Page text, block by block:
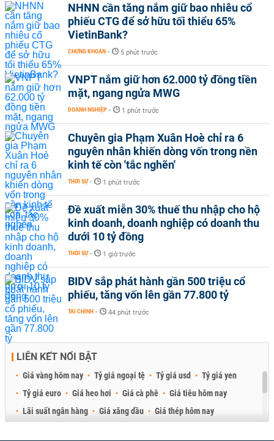
NHNN cần tăng nắm giữ bao nhiêu cổ
phiếu CTG để sở hữu tối thiểu 65%
VietinBank?
CHỨNG KHOÁN - 5 phút trước
VNPT nắm giữ hơn 62.000 tỷ đồng tiền
mặt, ngang ngửa MWG
DOANH NGHIỆP - 1 phút trước
Chuyên gia Phạm Xuân Hoè chỉ ra 6
nguyên nhân khiến dòng vốn trong nền
kinh tế còn 'tắc nghẽn'
THỜI SỰ - 1 phút trước
Đề xuất miễn 30% thuế thu nhập cho hộ
kinh doanh, doanh nghiệp có doanh thu
dưới 10 tỷ đồng
THỜI SỰ - 1 giờ trước
BIDV sắp phát hành gần 500 triệu cổ
phiếu, tăng vốn lên gần 77.800 tỷ
TÀI CHÍNH - 44 phút trước
LIÊN KẾT NỔI BẬT
Giá vàng hôm nay Tỷ giá ngoại tệ Tỷ giá usd
Tỷ giá yen
Tỷ giá euro
Giá heo hơi Giá cà phê
Giá tiêu hôm nay
Lãi suất ngân hàng
Giá xăng dầu
Giá thép hôm nay